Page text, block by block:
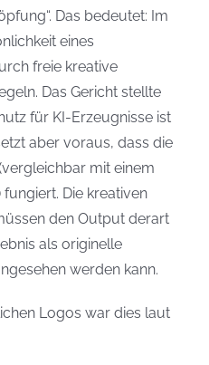
Das bedeutet: Im
eines
freie kreative
Das Gericht stellte
für KI-Erzeugnisse ist
aber voraus, dass die
mit einem
Die kreativen
den Output derart
als originelle
werden kann.
Logos war dies laut